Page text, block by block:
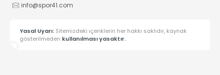
info@spor41.com
Yasal Uyarı: Sitemizdeki içeriklerin her hakkı saklıdır, kaynak
gösterilmeden kullanılması yasaktır.